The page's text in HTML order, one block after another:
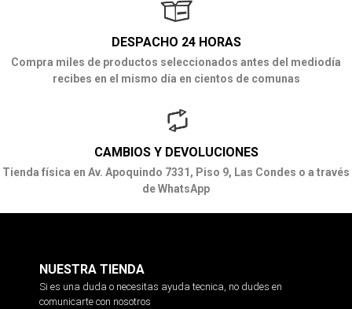
DESPACHO 24 HORAS
Compra miles de productos seleccionados antes del mediodía
recibes en el mismo día en cientos de comunas
CAMBIOS Y DEVOLUCIONES
Tienda física en Av. Apoquindo 7331, Piso 9, Las Condes o a través
de WhatsApp
NUESTRA TIENDA
Si es una duda o necesitas ayuda tecnica, no dudes en
comunicarte con nosotros